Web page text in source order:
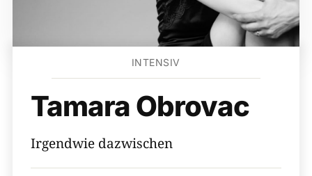
INTENSIV
Tamara Obrovac
Irgendwie dazwischen